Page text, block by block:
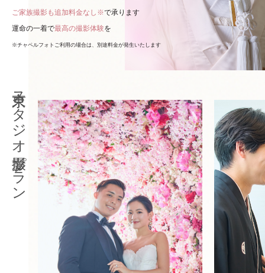
ご家族撮影も追加料金なし※で承ります
運命の一着で最高の撮影体験を
※チャペルフォトご利用の場合は、別途料金が発生いたします
東京スタジオ撮影プラン